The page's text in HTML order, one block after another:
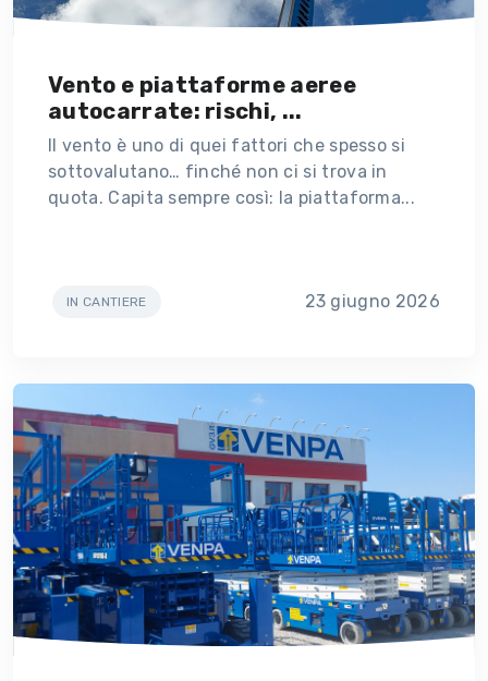
Vento e piattaforme aeree
autocarrate: rischi, ...
Il vento è uno di quei fattori che spesso si
sottovalutano… finché non ci si trova in
quota. Capita sempre così: la piattaforma...
IN CANTIERE 23 giugno 2026